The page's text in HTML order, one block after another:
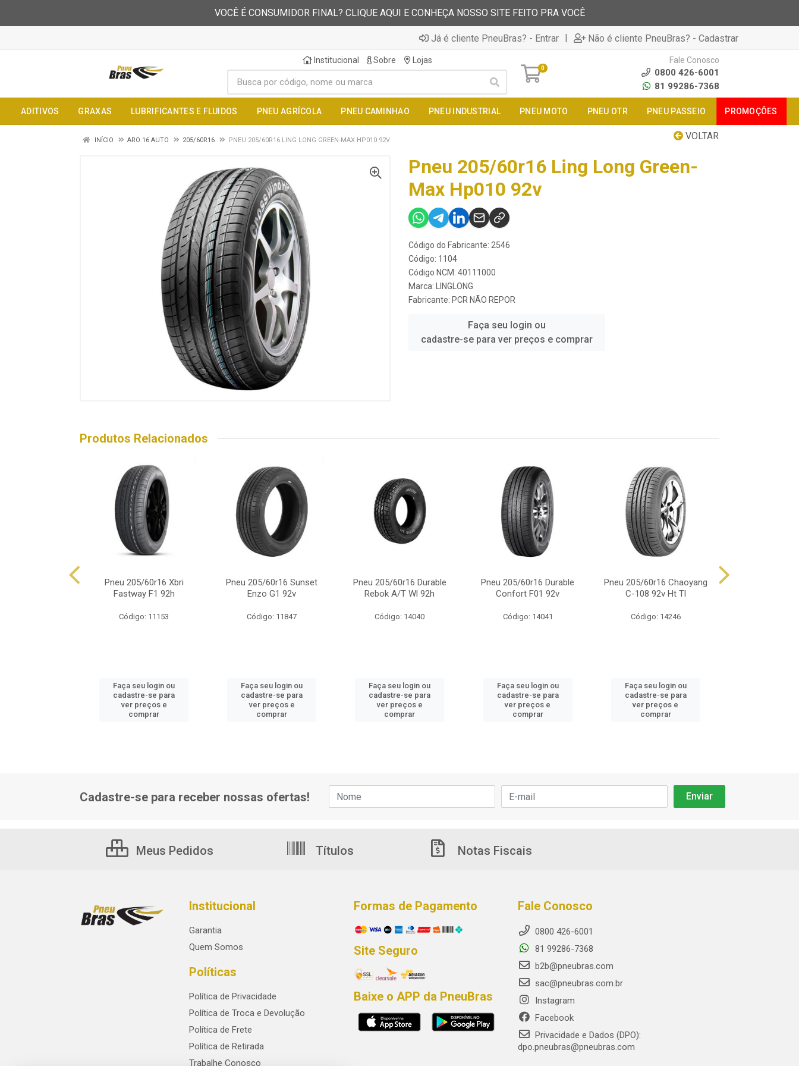
VOCÊ É CONSUMIDOR FINAL? CLIQUE AQUI E CONHEÇA NOSSO SITE FEITO PRA VOCÊ
Já é cliente PneuBras? - Entrar | Não é cliente PneuBras? - Cadastrar
Institucional Sobre Lojas
0
Fale Conosco
0800 426-6001
81 99286-7368
ADITIVOS GRAXAS LUBRIFICANTES E FLUIDOS PNEU AGRÍCOLA PNEU CAMINHAO PNEU INDUSTRIAL PNEU MOTO PNEU OTR PNEU PASSEIO PROMOÇÕES
VOLTAR
INÍCIO ARO 16 AUTO 205/60R16 PNEU 205/60R16 LING LONG GREEN-MAX HP010 92V
Pneu 205/60r16 Ling Long Green-
Max Hp010 92v
Código do Fabricante: 2546
Código: 1104
Código NCM: 40111000
Marca:
LINGLONG
Fabricante: PCR NÃO REPOR
Faça seu login ou
cadastre-se para ver preços e comprar
Produtos Relacionados
Pneu 205/60r16 Xbri
Fastway F1 92h
Código: 11153
Faça seu login ou
cadastre-se para
ver preços e
comprar
Pneu 205/60r16 Sunset
Enzo G1 92v
Código: 11847
Faça seu login ou
cadastre-se para
ver preços e
comprar
Pneu 205/60r16 Durable
Rebok A/T Wl 92h
Código: 14040
Faça seu login ou
cadastre-se para
ver preços e
comprar
Pneu 205/60r16 Durable
Confort F01 92v
Código: 14041
Faça seu login ou
cadastre-se para
ver preços e
comprar
Pneu 205/60r16 Chaoyang
C-108 92v Ht Tl
Código: 14246
Faça seu login ou
cadastre-se para
ver preços e
comprar
Cadastre-se para receber nossas ofertas!
Meus Pedidos Títulos Notas Fiscais
Institucional
Garantia
Quem Somos
Políticas
Política de Privacidade
Política de Troca e Devolução
Política de Frete
Política de Retirada
Trabalhe Conosco
Formas de Pagamento
Site Seguro
Baixe o APP da PneuBras
Fale Conosco
0800 426-6001
81 99286-7368
b2b@pneubras.com
sac@pneubras.com.br
Instagram
Facebook
Privacidade e Dados (DPO):
dpo.pneubras@pneubras.com